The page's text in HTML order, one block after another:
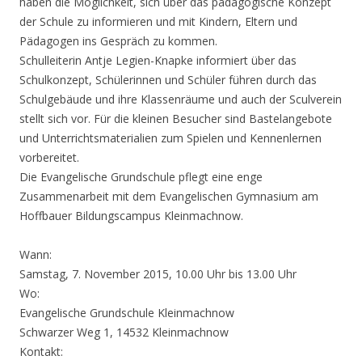
der Schule zu informieren und mit Kindern, Eltern und
Pädagogen ins Gespräch zu kommen.
Schulleiterin Antje Legien-Knapke informiert über das
Schulkonzept, Schülerinnen und Schüler führen durch das
Schulgebäude und ihre Klassenräume und auch der Sculverein
stellt sich vor. Für die kleinen Besucher sind Bastelangebote
und Unterrichtsmaterialien zum Spielen und Kennenlernen
vorbereitet.
Die Evangelische Grundschule pflegt eine enge
Zusammenarbeit mit dem Evangelischen Gymnasium am
Hoffbauer Bildungscampus Kleinmachnow.
Wann:
Samstag, 7. November 2015, 10.00 Uhr bis 13.00 Uhr
Wo:
Evangelische Grundschule Kleinmachnow
Schwarzer Weg 1, 14532 Kleinmachnow
Kontakt: